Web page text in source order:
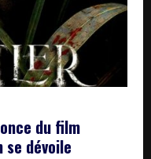
du film
se dévoile